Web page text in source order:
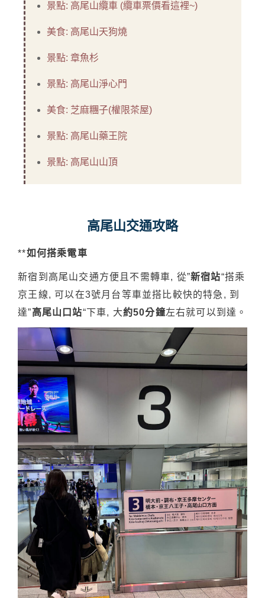
景點: 高尾山纜車 (纜車票價看這裡~)
美食: 高尾山天狗燒
景點: 章魚杉
景點: 高尾山淨心門
美食: 芝麻糰子(權限茶屋)
景點: 高尾山藥王院
景點: 高尾山山頂
高尾山交通攻略
**如何搭乘電車
新宿到高尾山交通方便且不需轉車, 從”新宿站“搭乘
京王線, 可以在3號月台等車並搭比較快的特急, 到
達”高尾山口站“下車, 大約50分鐘左右就可以到達。